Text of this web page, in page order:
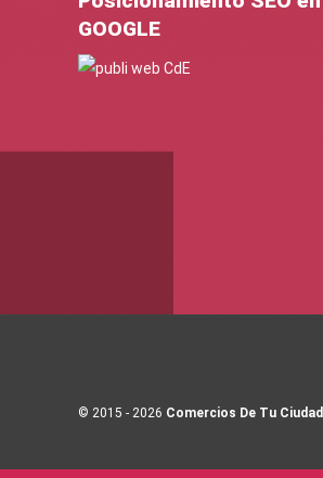
GOOGLE
© 2015 - 2026 Comercios De Tu Ciudad